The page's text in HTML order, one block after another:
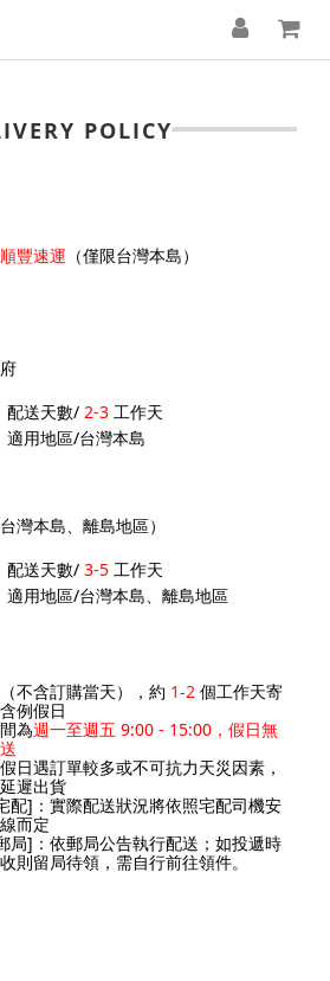
POLICY
順豐速運 （僅限台灣本島）
配送天數/ 2-3 工作天
適用地區/台灣本島
灣本島、離島地區）
配送天數/ 3-5 工作天
適用地區/台灣本島、離島地區
不含訂購當天），約 1-2 個工作天寄
例假日
為週一至週五 9:00 - 15:00，假日無
日遇訂單較多或不可抗力天災因素，
遲出貨
配]：實際配送狀況將依照宅配司機安
而定
局]：依郵局公告執行配送 ；如投遞時
則留局待領，需自行前往領件。